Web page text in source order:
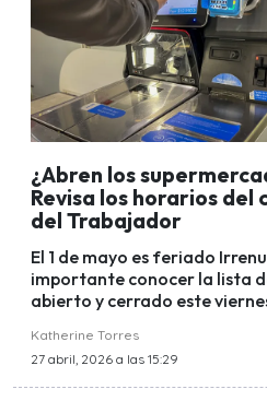
¿Abren los
Revisa los horarios del
del Trabajador
El 1 de mayo es feriado
importante conocer la lista
abierto y cerrado este
Katherine Torres
27 abril, 2026 a las 15:29